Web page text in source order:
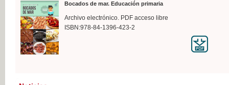
Bocados de mar. Educación primaria
Archivo electrónico. PDF acceso libre
ISBN:978-84-1396-423-2